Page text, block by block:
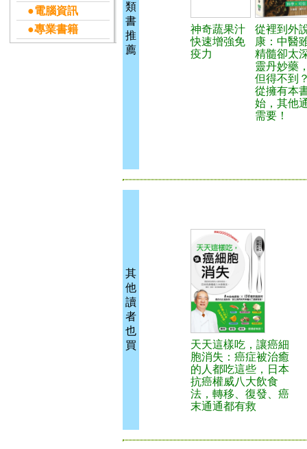
●電腦資訊
●專業書籍
類
書
推
薦
神奇蔬果汁
快速增強免
疫力
從裡到外
康：中醫
精髓卻太
靈丹妙藥
但得不到
從擁有本
始，其他
需要！
其
他
讀
者
也
買
天天這樣吃，讓癌細
胞消失：癌症被治癒
的人都吃這些，日本
抗癌權威八大飲食
法，轉移、復發、癌
末通通都有救